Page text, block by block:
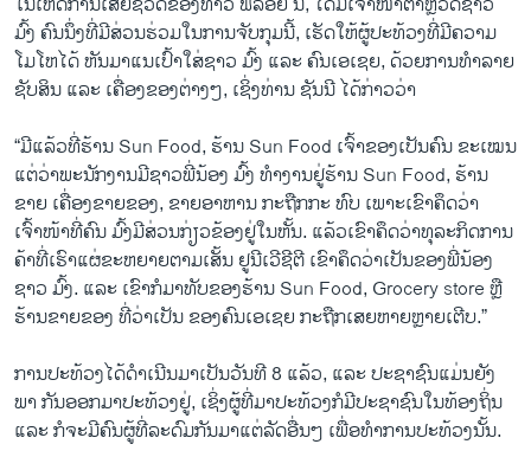
ມົ້ງ ຄົນນຶ່ງທີ່ມີສ່ວນຮ່ວມໃນການຈັບກຸມນີ້, ເຮັດໃຫ້ຜູ້ປະທ້ວງທີ່ມີຄວາມ
ໂມໂຫໄດ້ ຫັນມາແນເປົ້າໃສ່ຊາວ ມົ້ງ ແລະ ຄົນເອເຊຍ, ດ້ວຍການທຳລາຍ
ຊັບສິນ ແລະ ເຄື່ອງຂອງຕ່າງໆ, ເຊິ່ງທ່ານ ຊັນນີ ໄດ້ກ່າວວ່າ
“ມີແລ້ວທີ່ຮ້ານ Sun Food, ຮ້ານ Sun Food ເຈົ້າຂອງເປັນຄົນ ຂະເໝນ
ແຕ່ວ່າພະນັກງານມີຊາວພີ່ນ້ອງ ມົ້ງ ທຳງານຢູ່ຮ້ານ Sun Food, ຮ້ານ
ຂາຍ ເຄື່ອງຂາຍຂອງ, ຂາຍອາຫານ ກະຖືກກະ ທົບ ເພາະເຂົາຄຶດວ່າ
ເຈົ້າໜ້າທີ່ຄົນ ມົ້ງມີສ່ວນກ່ຽວຂ້ອງຢູ່ໃນຫັ້ນ. ແລ້ວເຂົາຄຶດວ່າທຸລະກິດການ
ຄ້າທີ່ເຮົາແຜ່ຂະຫຍາຍຕາມເສັ້ນ ຢູນີເວີຊີຕີ ເຂົາຄຶດວ່າເປັນຂອງພີ່ນ້ອງ
ຊາວ ມົ້ງ. ແລະ ເຂົາກໍມາທັບຂອງຮ້ານ Sun Food, Grocery store ຫຼື
ຮ້ານຂາຍຂອງ ທີ່ວ່າເປັນ ຂອງຄົນເອເຊຍ ກະຖືກເສຍຫາຍຫຼາຍເຕີບ.”
ການປະທ້ວງໄດ້ດຳເນີນມາເປັນວັນທີ 8 ແລ້ວ, ແລະ ປະຊາຊົນແມ່ນຍັງ
ພາ ກັນອອກມາປະທ້ວງຢູ່, ເຊິ່ງຜູ້ທີ່ມາປະທ້ວງກໍມີປະຊາຊົນໃນທ້ອງຖິ່ນ
ແລະ ກໍຈະມີຄົນຜູ້ທີ່ລະດົມກັນມາແຕ່ລັດອື່ນໆ ເພື່ອທຳການປະທ້ວງນັ້ນ.